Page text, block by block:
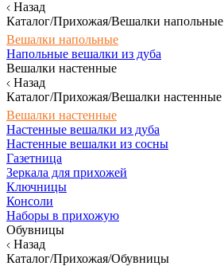
Назад
Каталог/Прихожая/Вешалки напольные
Вешалки напольные
Напольные вешалки из дуба
Вешалки настенные
Назад
Каталог/Прихожая/Вешалки настенные
Вешалки настенные
Настенные вешалки из дуба
Настенные вешалки из сосны
Газетница
Зеркала для прихожей
Ключницы
Консоли
Наборы в прихожую
Обувницы
Назад
Каталог/Прихожая/Обувницы